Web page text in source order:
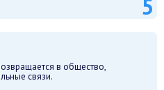
в общество,
связи.